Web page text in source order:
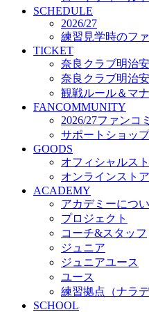
プロジェクト
コーチ&スタッフ
ジュニア
ジュニアユース
ユース
練習拠点（ナラ
SCHOOL
CLUB
2026/27 パートナ
パートナー募集
クラブ理念
クラブ情報
サステナビリティ
Web制作支援
応援プロジェクト
SCHEDULE
2026/27
練習見学時のフ
TICKET
奈良クラブ明治
奈良クラブ明治
観戦ルール＆マ
FANCOMMUNITY
2026/27ファンコ
サポートショップ
GOODS
オフィシャルス
オンラインストア
ACADEMY
アカデミーにつ
プロジェクト
コーチ&スタッフ
ジュニア
ジュニアユース
ユース
練習拠点（ナラデ
SCHOOL